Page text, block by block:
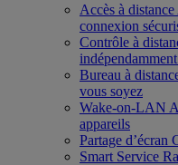
Accès à distance
connexion
Contrôle à
Bureau à
vous soyez
Wake-on-LAN
appareils
Partage d’écran
Smart Service